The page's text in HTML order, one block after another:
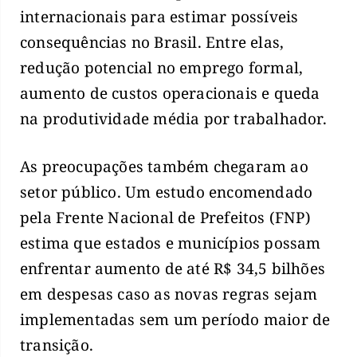
internacionais para estimar possíveis
consequências no Brasil. Entre elas,
redução potencial no emprego formal,
aumento de custos operacionais e queda
na produtividade média por trabalhador.
As preocupações também chegaram ao
setor público. Um estudo encomendado
pela Frente Nacional de Prefeitos (FNP)
estima que estados e municípios possam
enfrentar aumento de até R$ 34,5 bilhões
em despesas caso as novas regras sejam
implementadas sem um período maior de
transição.